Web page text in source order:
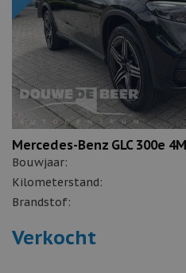
Mercedes-Benz GLC 300e
Bouwjaar:
Kilometerstand:
Brandstof:
Verkocht